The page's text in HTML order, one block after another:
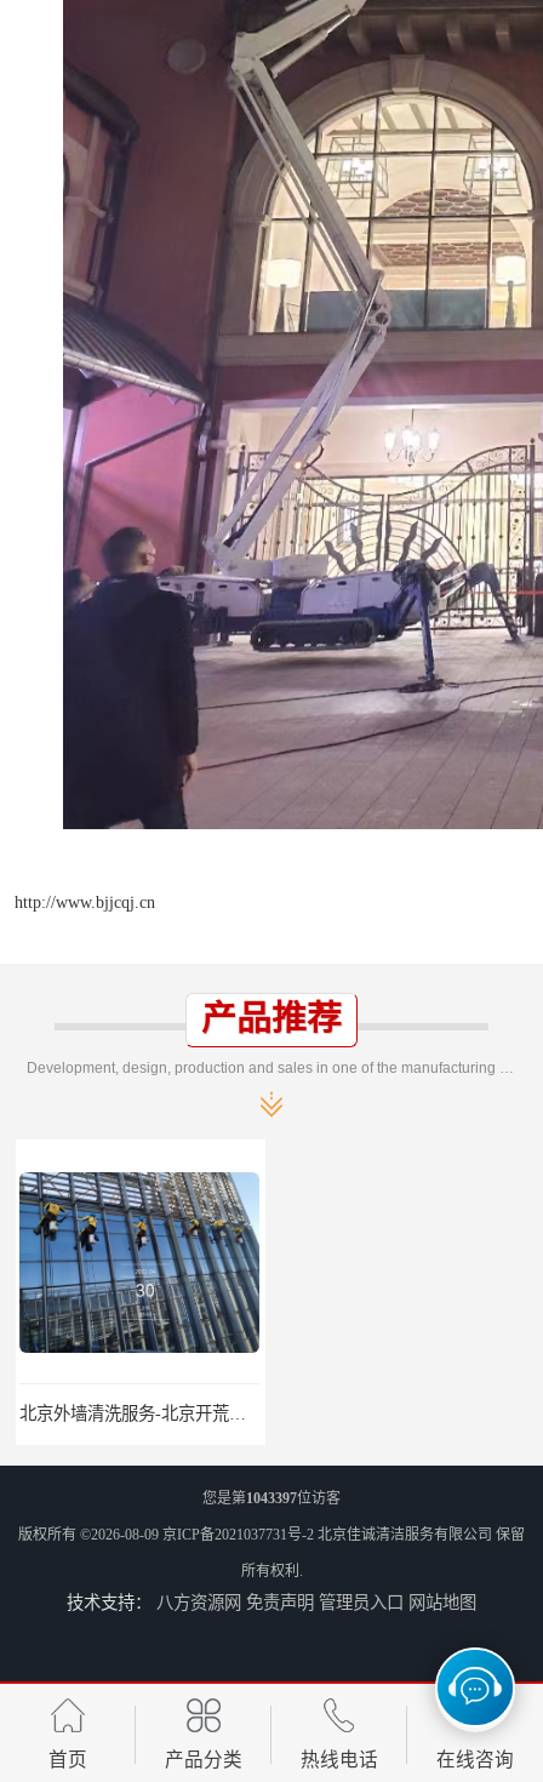
http://www.bjjcqj.cn
产品推荐
北京外墙清洗服务-北京开荒保洁亮化服务-北京物业清洁服务
北京开荒保洁服务公司-北京外墙清洗服务-外墙清洗保洁公司
您是第1043397位访客
版权所有 ©2026-08-09 京ICP备2021037731号-2 北京佳诚清洁服务有限公司 保留
所有权利.
技术支持： 八方资源网 免责声明 管理员入口 网站地图
首页 产品分类 热线电话 在线咨询